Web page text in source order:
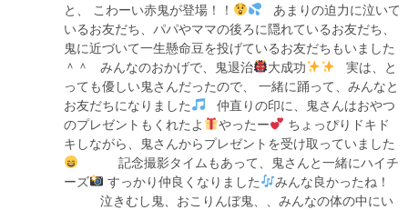
と、 こわーい赤鬼が登場！！
あまりの迫力に泣いて
いるお友だち、パパやママの後ろに隠れているお友だち、
鬼に近づいて一生懸命豆を投げているお友だちもいました
＾＾ みんなのおかげで、鬼退治
大成功
実は、と
っても優しい鬼さんだったので、 一緒に踊って、みんなと
お友だちになりました
仲直りの印に、鬼さんはおやつ
のプレゼントもくれたよ
やったー
ちょっぴりドキド
キしながら、鬼さんからプレゼントを受け取っていました
記念撮影タイムもあって、鬼さんと一緒にハイチ
ーズ
すっかり仲良くなりました
みんな良かったね！
泣きむし鬼、おこりんぼ鬼、、みんなの体の中にい